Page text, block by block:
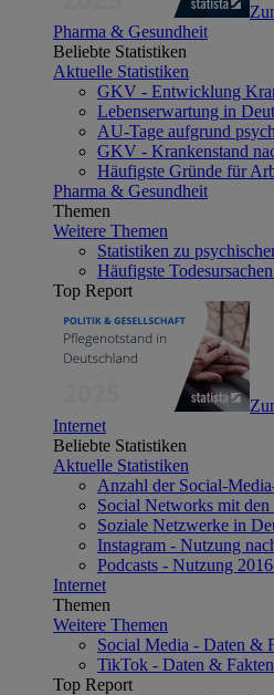
Pharma & Gesundheit
Beliebte Statistiken
Aktuelle Statistiken
GKV - Entwicklung
Lebenserwartung in
AU-Tage aufgrund
GKV - Krankenstand
Häufigste Gründe für
Pharma & Gesundheit
Themen
Weitere Themen
Statistiken zu
Häufigste
Top Report
Internet
Beliebte Statistiken
Aktuelle Statistiken
Anzahl der Social-
Social Networks mit den
Soziale Netzwerke in
Instagram - Nutzung
Podcasts - Nutzung
Internet
Themen
Weitere Themen
Social Media - Daten &
TikTok - Daten & Fakten
Top Report